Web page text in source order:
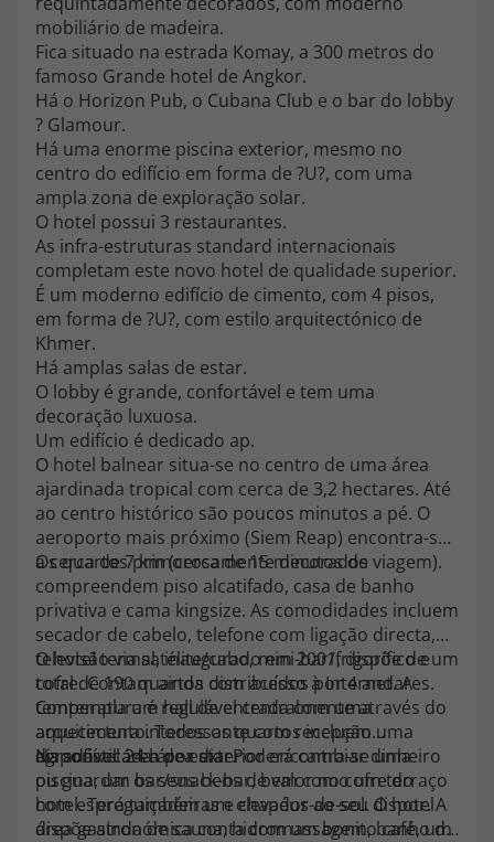
mobiliário de madeira.
Fica situado na estrada Komay, a 300 metros do
famoso Grande hotel de Angkor.
Há o Horizon Pub, o Cubana Club e o bar do lobby
? Glamour.
Há uma enorme piscina exterior, mesmo no
centro do edifício em forma de ?U?, com uma
ampla zona de exploração solar.
O hotel possui 3 restaurantes.
As infra-estruturas standard internacionais
completam este novo hotel de qualidade superior.
É um moderno edifício de cimento, com 4 pisos,
em forma de ?U?, com estilo arquitectónico de
Khmer.
Há amplas salas de estar.
O lobby é grande, confortável e tem uma
decoração luxuosa.
Um edifício é dedicado ap.
O hotel balnear situa-se no centro de uma área
ajardinada tropical com cerca de 3,2 hectares. Até
ao centro histórico são poucos minutos a pé. O
aeroporto mais próximo (Siem Reap) encontra-se
a cerca de 7 km (cerca de 15 minutos de viagem).
Os quartos primorosamente decorados
compreendem piso alcatifado, casa de banho
privativa e cama kingsize. As comodidades incluem
secador de cabelo, telefone com ligação directa,
televisão via satélite/cabo, mini-bar/frigorífico e
cofre. Contam ainda com acesso à Internet. A
temperatura é regulável centralmente através do
aquecimento. Todos os quartos incluem uma
agradável área de estar.
O hotel termal, inaugurado em 2001, dispõe de um
total de 190 quartos distribuídos por 4 andares.
Contempla um hall de entrada com uma
arquitectura interessante com recepção
disponível 24 h por dia. Poderá cambiar dinheiro
ou guardar os seus bens de valor no cofre do
hotel. Terá também um elevador ao seu dispor. A
área gastronómica conta com um bonito café, um
Na sofisticada área exterior encontra-se uma
piscina, um bar/snack-bar, bem como um terraço
com espreguiçadeiras e chapéus-de-sol. O hotel
dispõe ainda de sauna, hidromassagem, banho de